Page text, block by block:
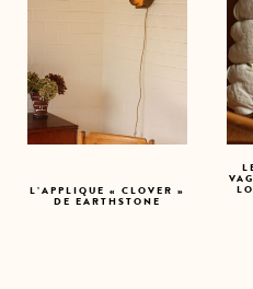
L’APPLIQUE « CLOVER »
DE EARTHSTONE